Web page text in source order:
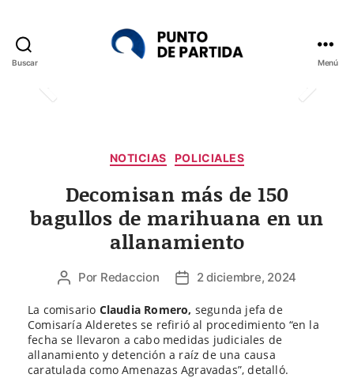
Buscar Menú
NOTICIAS POLICIALES
Decomisan más de 150
bagullos de marihuana en un
allanamiento
Autor
la
entrada
Por Redaccion
Fecha
la
entrada
2 diciembre, 2024
La comisario Claudia Romero, segunda jefa de
Comisaría Alderetes se refirió al procedimiento “en la
fecha se llevaron a cabo medidas judiciales de
allanamiento y detención a raíz de una causa
caratulada como Amenazas Agravadas”, detalló.